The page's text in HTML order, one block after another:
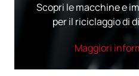
Scopri le macchine​ ​e​
per​ ​il riciclaggio​ ​di​
Maggiori